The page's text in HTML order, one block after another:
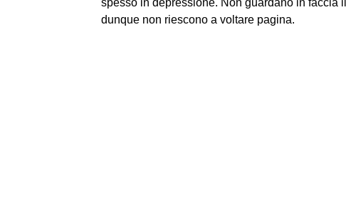
dunque non riescono a voltare pagina.